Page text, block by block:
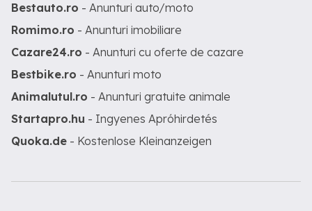
Bestauto.ro - Anunturi auto/moto
Romimo.ro - Anunturi imobiliare
Cazare24.ro - Anunturi cu oferte de cazare
Bestbike.ro - Anunturi moto
Animalutul.ro - Anunturi gratuite animale
Startapro.hu - Ingyenes Apróhirdetés
Quoka.de - Kostenlose Kleinanzeigen